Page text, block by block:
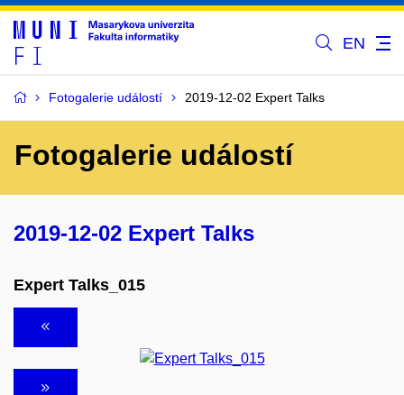
EN
Fotogalerie událostí 2019-12-02 Expert Talks
Fotogalerie událostí
2019-12-02 Expert Talks
Expert Talks_015